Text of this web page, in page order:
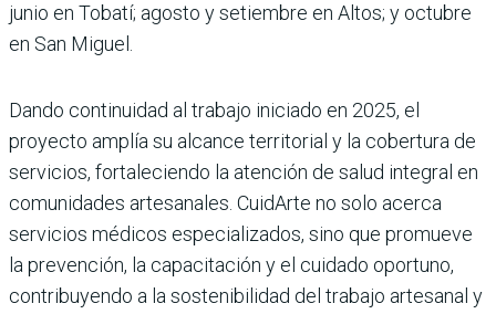
junio en Tobatí; agosto y setiembre en Altos; y octubre
en San Miguel.
Dando continuidad al trabajo iniciado en 2025, el
proyecto amplía su alcance territorial y la cobertura de
servicios, fortaleciendo la atención de salud integral en
comunidades artesanales. CuidArte no solo acerca
servicios médicos especializados, sino que promueve
la prevención, la capacitación y el cuidado oportuno,
contribuyendo a la sostenibilidad del trabajo artesanal y